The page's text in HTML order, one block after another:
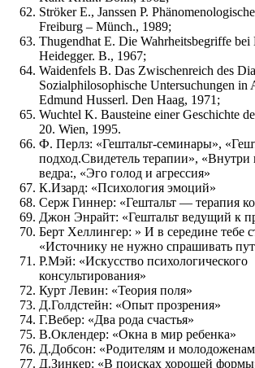
Ströker E., Janssen P.
Freiburg – Münch., 1989;
Thugendhat E. Die Wahrheitsbegriffe bei
Heidegger. В., 1967;
Waidenfels В. Das Zwischenreich des
Sozialphilosophische Untersuchungen in
Edmund Husserl. Den Haag, 1971;
Wuchtel K. Bausteine einer Geschichte
20. Wien, 1995.
Ф. Перлз: «Гештальт-семинары»,
подход.Свидетель терапии»,
ведра:, «Эго голод и агрессия»
К.Изард: «Психология эмоций»
Серж Гиннер: «Гештальт — терапия
Джон Энрайт: «Гештальт ведущий к
Берт Хеллингер: » И в середине тебе
«Источнику не нужно спрашивать
Р.Мэй: «Искусство психологического
консультирования»
Курт Левин: «Теория поля»
Д.Голдстейн: «Опыт прозрения»
Г.Вебер: «Два рода счастья»
В.Оклендер: «Окна в мир ребенка»
Д.Добсон: «Родителям и
Д.Зинкер: «В поисках хорошей